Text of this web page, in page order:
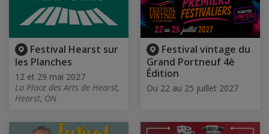
Festival Hearst sur
les Planches
12 et 29 mai 2027
La Place des Arts de Hearst,
Hearst, ON
Festival vintage du
Grand Portneuf 4è
Édition
Du 22 au 25 juillet 2027